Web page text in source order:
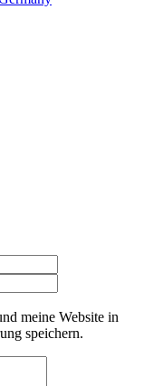
meine Website in
speichern.